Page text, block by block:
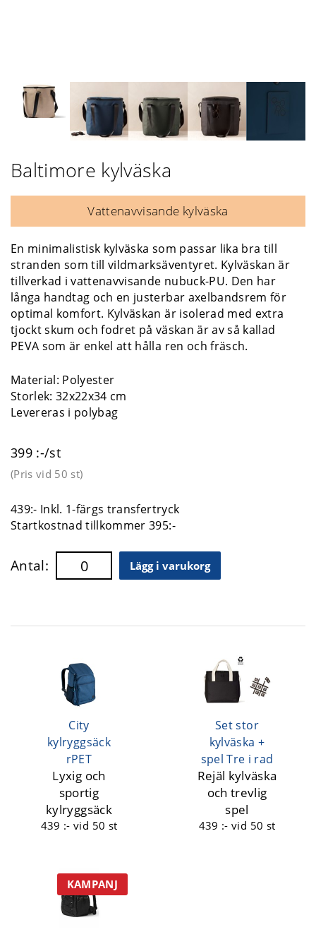
Baltimore kylväska
Vattenavvisande kylväska
En minimalistisk kylväska som passar lika bra till
stranden som till vildmarksäventyret. Kylväskan är
tillverkad i vattenavvisande nubuck-PU. Den har
långa handtag och en justerbar axelbandsrem för
optimal komfort. Kylväskan är isolerad med extra
tjockt skum och fodret på väskan är av så kallad
PEVA som är enkel att hålla ren och fräsch.
Material: Polyester
Storlek: 32x22x34 cm
Levereras i polybag
399 :-/st
(Pris vid 50 st)
439:- Inkl. 1-färgs transfertryck
Startkostnad tillkommer 395:-
Antal: Lägg i varukorg
City
kylryggsäck
rPET
Lyxig och
sportig
kylryggsäck
439 :-vid 50 st
Set stor
kylväska +
spel Tre i rad
Rejäl kylväska
och trevlig
spel
439 :-vid 50 st
KAMPANJ